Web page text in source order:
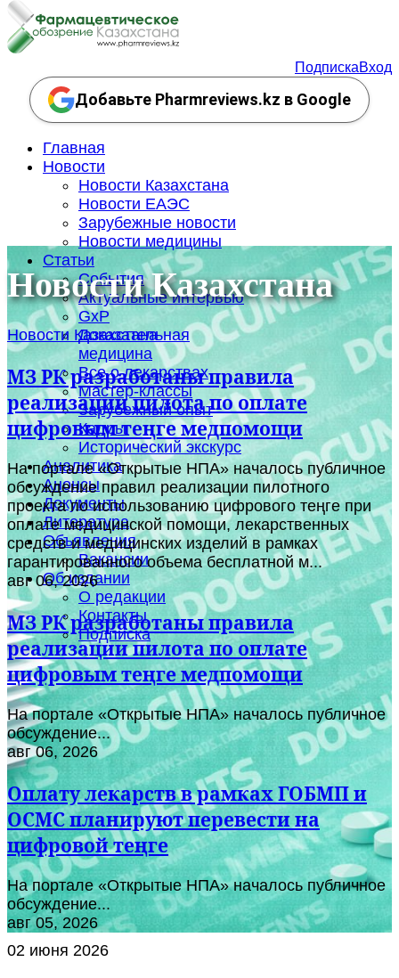
ПодпискаВход
Добавьте Pharmreviews.kz в Google
Главная
Новости
Новости Казахстана
Новости ЕАЭС
Зарубежные новости
Новости медицины
Статьи
События
Актуальные интервью
GxP
Доказательная
медицина
Все о лекарствах
Мастер-классы
Зарубежный опыт
Кадры
Исторический экскурс
Аналитика
Анонсы
Документы
Литература
Объявления
Вакансии
Об издании
О редакции
Контакты
Подписка
Новости Казахстана
Новости Казахстана
МЗ РК разработаны правила
реализации пилота по оплате
цифровым теңге медпомощи
На портале «Открытые НПА» началось публичное
обсуждение правил реализации пилотного
проекта по использованию цифрового теңге при
оплате медицинской помощи, лекарственных
средств и медицинских изделий в рамках
гарантированного объема бесплатной м...
авг 06, 2026
МЗ РК разработаны правила
реализации пилота по оплате
цифровым теңге медпомощи
На портале «Открытые НПА» началось публичное
обсуждение...
авг 06, 2026
Оплату лекарств в рамках ГОБМП и
ОСМС планируют перевести на
цифровой теңге
На портале «Открытые НПА» началось публичное
обсуждение...
авг 05, 2026
02 июня 2026